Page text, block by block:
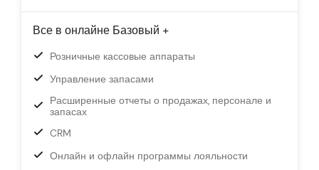
Все в онлайне Базовый +
Розничные кассовые аппараты
Управление запасами
Расширенные отчеты о продажах, персонале и
запасах
CRM
Онлайн и офлайн программы лояльности